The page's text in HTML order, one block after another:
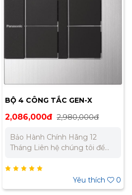
BỘ 4 CÔNG TẮC GEN-X
WTEG54562S-1-G
2,086,000đ 2,980,000đ
Bảo Hành Chính Hãng 12
Tháng Liên hệ chúng tôi để
án. Miền Bắc : 0989 310 979 –
0902 303 733 – 0945 332 980
Yêu thích 0